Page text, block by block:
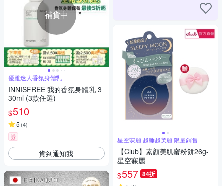
補貨中
優雅迷人香氛身體乳
INNISFREE 我的香氛身體乳 3
30ml (3款任選)
$510
5 (4)
券
貨到通知我
星空寐麗 越睡越美麗 限量銷售
【Club】素顏美肌蜜粉餅26g-
星空寐麗
$557 84折